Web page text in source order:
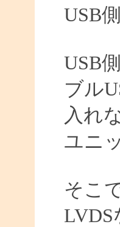
USB
USB
ブル
入れ
ユニ
そこ